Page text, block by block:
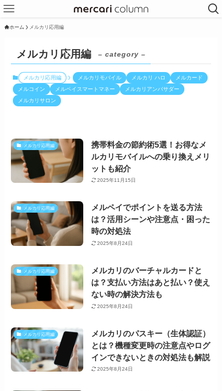
ホーム メルカリ応用編
メルカリ応用編 – category –
メルカリ応用編 メルカリモバイル メルカリ ハロ
メルカード
メルコイン
メルペイスマートマネー
メルカリアンバサダー
メルカリサロン
メルカリ応用編
携帯料金の節約術5選！お得なメ
ルカリモバイルへの乗り換えメリ
ットも紹介
2025年11月15日
メルカリ応用編
メルペイでポイントを送る方法
は？活用シーンや注意点・困った
時の対処法
2025年8月24日
メルカリ応用編
メルカリのバーチャルカードと
は？支払い方法はあと払い？使え
ない時の解決方法も
2025年8月24日
メルカリ応用編
メルカリのパスキー（生体認証）
とは？機種変更時の注意点やログ
インできないときの対処法も解説
2025年8月24日